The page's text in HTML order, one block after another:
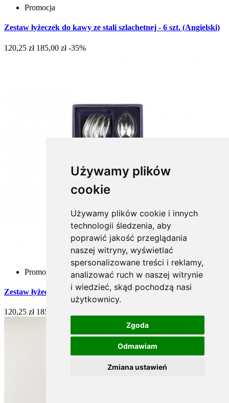
Używamy plików
cookie
Używamy plików cookie i innych
technologii śledzenia, aby
poprawić jakość przeglądania
naszej witryny, wyświetlać
spersonalizowane treści i reklamy,
analizować ruch w naszej witrynie
i wiedzieć, skąd pochodzą nasi
użytkownicy.
Zgoda
Odmawiam
Zmiana ustawień
Promocja
Zestaw łyżeczek do kawy ze stali szlachetnej - 6 szt. (Angielski)
120,25 zł 185,00 zł -35%
Promocja
Zestaw łyżeczek do kawy ze stali szlachetnej - 6 szt. (Wenus)
120,25 zł 185,00 zł